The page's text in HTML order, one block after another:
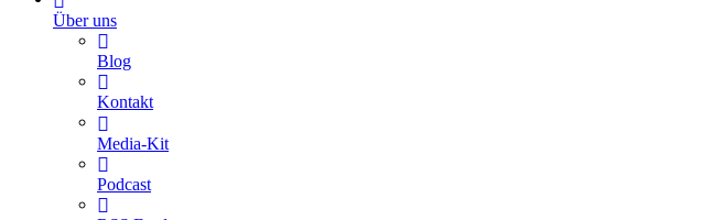
Über uns
Blog
Kontakt
Media-Kit
Podcast